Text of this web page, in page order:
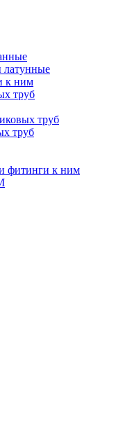
к ним
труб
труб
труб
фитинги к ним